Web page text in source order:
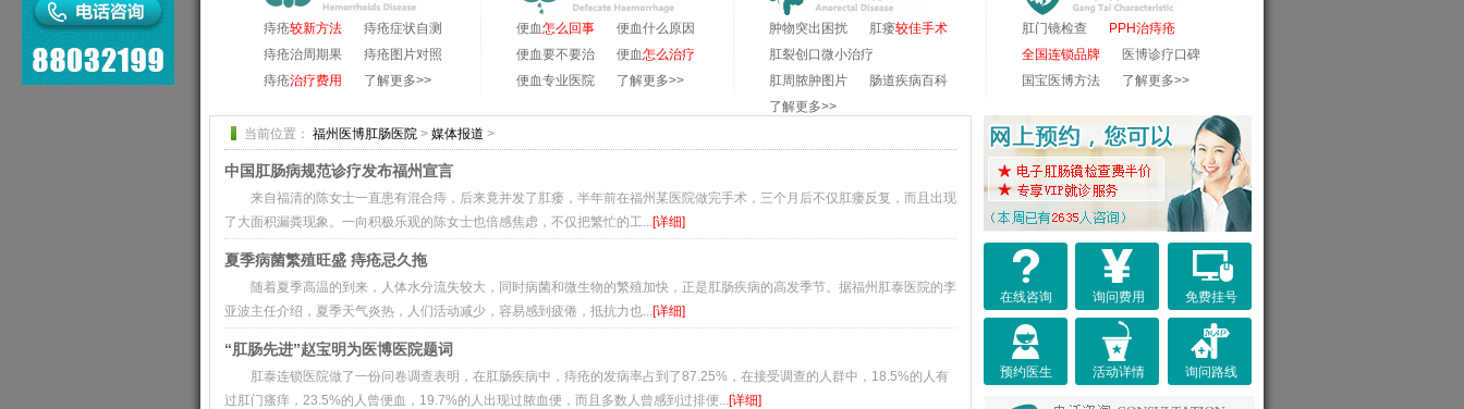
痔疮较新方法
痔疮症状自测
痔疮治周期果
痔疮图片对照
痔疮治疗费用 了解更多>>
便血怎么回事
便血什么原因
便血要不要治
便血怎么治疗
便血专业医院
了解更多>>
肿物突出困扰 肛瘘较佳手术
肛裂创口微小治疗
肛周脓肿图片
肠道疾病百科
了解更多>>
肛门镜检查
PPH治痔疮
全国连锁品牌
医博诊疗口碑
国宝医博方法
了解更多>>
当前位置： 福州医博肛肠医院 > 媒体报道 >
中国肛肠病规范诊疗发布福州宣言
来自福清的陈女士一直患有混合痔，后来竟并发了肛瘘，半年前在福州某医院做完手术，三个月后不仅肛瘘反复，而且出现
了大面积漏粪现象。一向积极乐观的陈女士也倍感焦虑，不仅把繁忙的工...[详细]
夏季病菌繁殖旺盛 痔疮忌久拖
随着夏季高温的到来，人体水分流失较大，同时病菌和微生物的繁殖加快，正是肛肠疾病的高发季节。据福州肛泰医院的李
亚波主任介绍，夏季天气炎热，人们活动减少，容易感到疲倦，抵抗力也...[详细]
“肛肠先进”赵宝明为医博医院题词
肛泰连锁医院做了一份问卷调查表明，在肛肠疾病中，痔疮的发病率占到了87.25%，在接受调查的人群中，18.5%的人有
过肛门瘙痒，23.5%的人曾便血，19.7%的人出现过脓血便，而且多数人曾感到过排便...[详细]
在线咨询 询问费用 免费挂号
预约医生 活动详情 询问路线